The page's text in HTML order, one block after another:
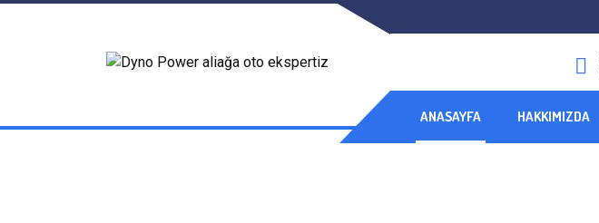
ANASAYFA HAKKIMIZDA